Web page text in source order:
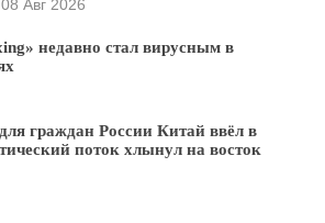
08 Авг 2026
недавно стал вирусным в
граждан России Китай ввёл в
поток хлынул на восток